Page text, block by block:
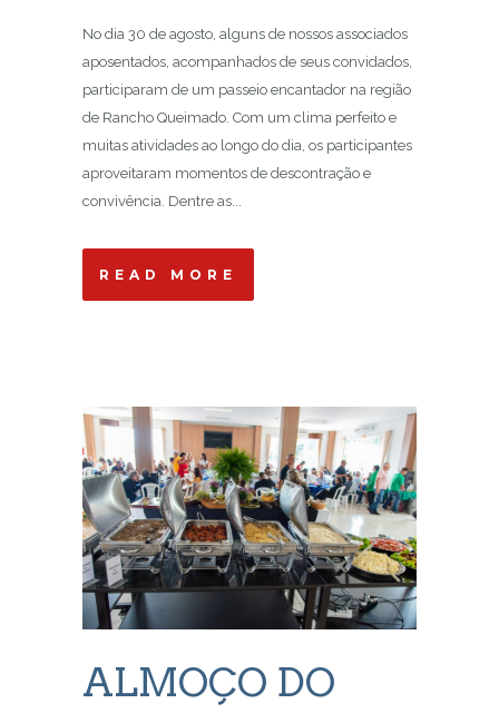
No dia 30 de agosto, alguns de nossos associados
aposentados, acompanhados de seus convidados,
participaram de um passeio encantador na região
de Rancho Queimado. Com um clima perfeito e
muitas atividades ao longo do dia, os participantes
aproveitaram momentos de descontração e
convivência. Dentre as...
READ MORE
ALMOÇO DO